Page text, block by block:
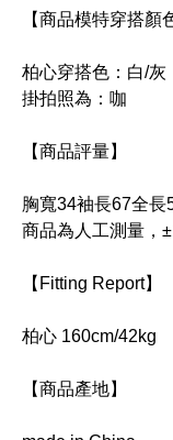
【商品模特穿搭顏
柏心穿搭色：白/灰
掛拍照為：咖
【商品評量】
胸寬34袖長67全長
商品為人工測量，
【Fitting Report】
柏心 160cm/42kg
【商品產地】